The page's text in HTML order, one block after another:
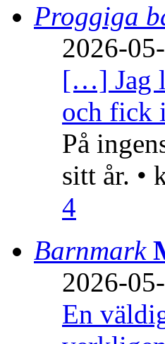
Proggiga
2026-
[…] Jag
och fick
På
sitt år. •
4
Barnmark
2026-
En